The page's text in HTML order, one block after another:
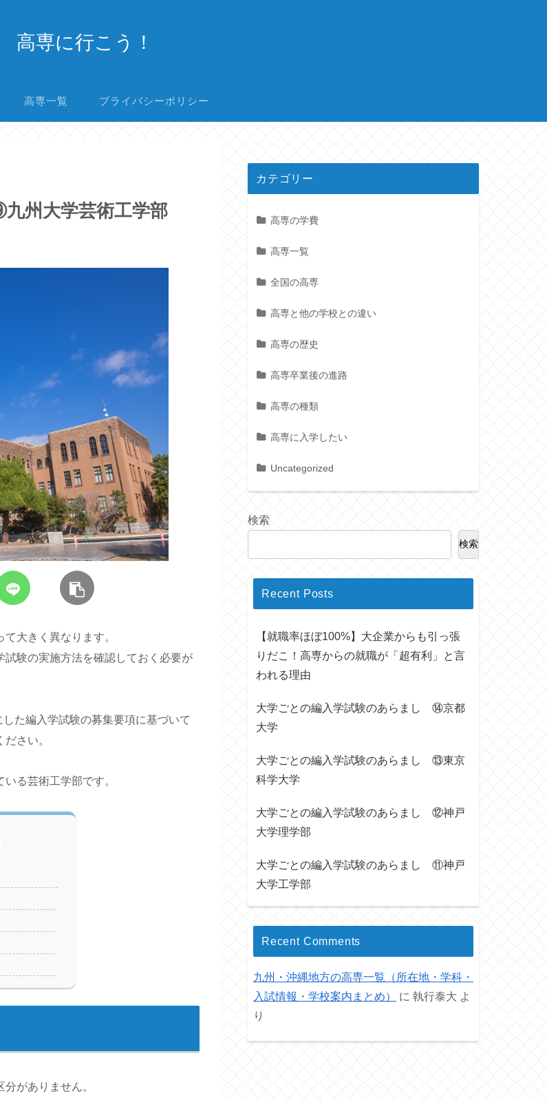
高専に行こう！
高専一覧 プライバシーポリシー
州大学芸術工学部
大きく異なります。
験の実施方法を確認しておく必要が
た編入学試験の募集要項に基づいて
さい。
る芸術工学部です。
がありません。
カテゴリー
高専の学費
高専一覧
全国の高専
高専と他の学校との違い
高専の歴史
高専卒業後の進路
高専の種類
高専に入学したい
Uncategorized
検索
検索
Recent Posts
【就職率ほぼ100%】大企業からも引っ張
りだこ！高専からの就職が「超有利」と言
われる理由
大学ごとの編入学試験のあらまし ⑭京都
大学
大学ごとの編入学試験のあらまし ⑬東京
科学大学
大学ごとの編入学試験のあらまし ⑫神戸
大学理学部
大学ごとの編入学試験のあらまし ⑪神戸
大学工学部
Recent Comments
九州・沖縄地方の高専一覧（所在地・学科・
入試情報・学校案内まとめ）
に 執行泰大 よ
り